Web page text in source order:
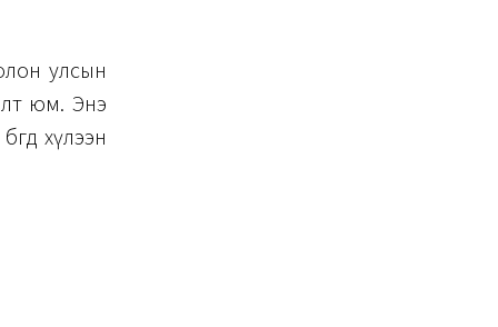
улсын
юм. Энэ
хүлээн